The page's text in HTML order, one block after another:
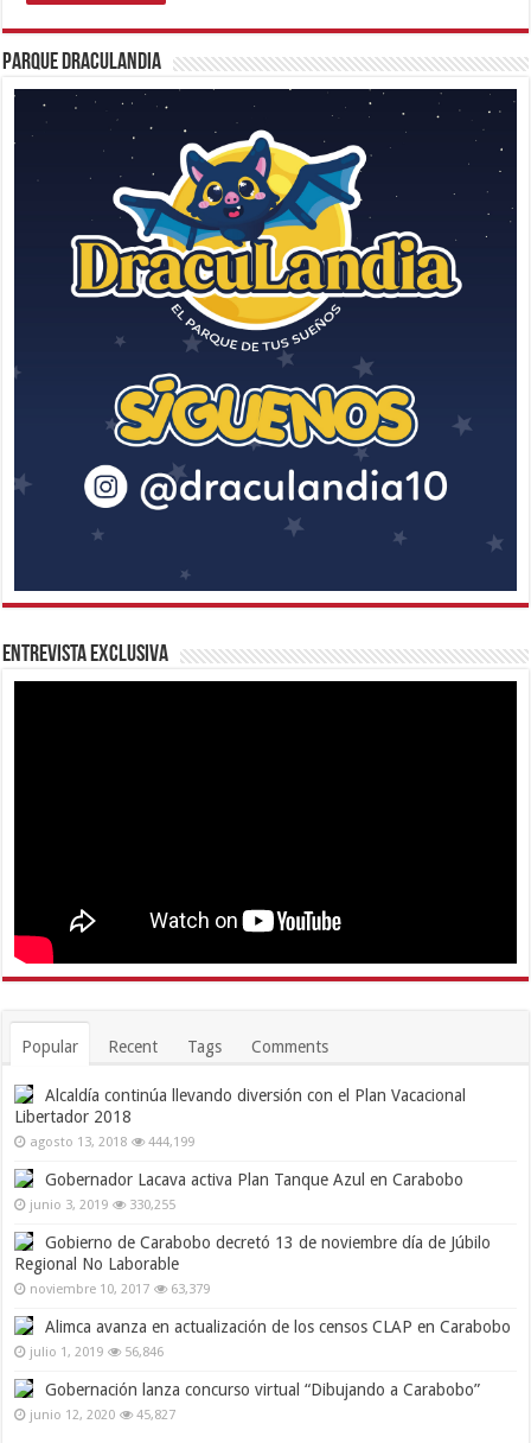
Parque Draculandia
Entrevista Exclusiva
Popular Recent Tags Comments
Alcaldía continúa llevando diversión con el Plan Vacacional
Libertador 2018
agosto 13, 2018 444,199
Gobernador Lacava activa Plan Tanque Azul en Carabobo
junio 3, 2019 330,255
Gobierno de Carabobo decretó 13 de noviembre día de Júbilo
Regional No Laborable
noviembre 10, 2017 63,379
Alimca avanza en actualización de los censos CLAP en Carabobo
julio 1, 2019 56,846
Gobernación lanza concurso virtual “Dibujando a Carabobo”
junio 12, 2020 45,827